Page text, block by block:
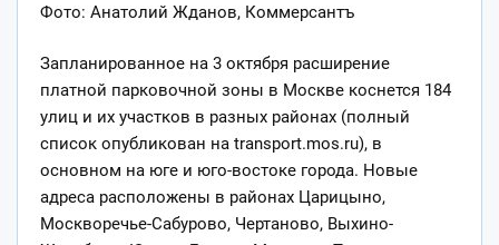
Фото: Анатолий Жданов, Коммерсантъ
Запланированное на 3 октября расширение
платной парковочной зоны в Москве коснется 184
улиц и их участков в разных районах (полный
список опубликован на transport.mos.ru), в
основном на юге и юго-востоке города. Новые
адреса расположены в районах Царицыно,
Москворечье-Сабурово, Чертаново, Выхино-